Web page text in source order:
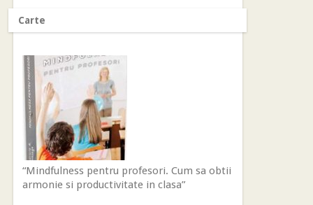
Carte
“Mindfulness pentru profesori. Cum sa obtii
armonie si productivitate in clasa”